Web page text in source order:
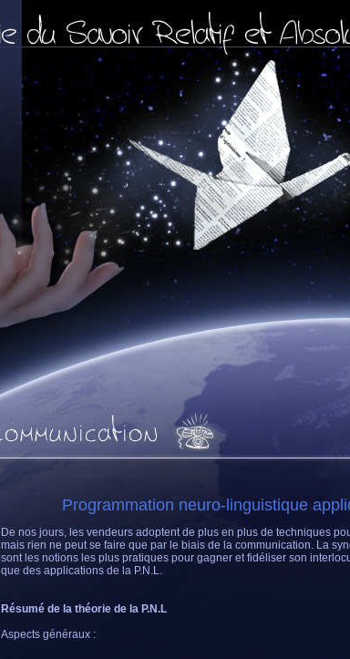
Programmation neuro-linguistique
De nos jours, les vendeurs adoptent de plus en plus de techniques
mais rien ne peut se faire que par le biais de la communication. La
sont les notions les plus pratiques pour gagner et fidéliser son
que des applications de la P.N.L.
Résumé de la théorie de la P.N.L
Aspects généraux :